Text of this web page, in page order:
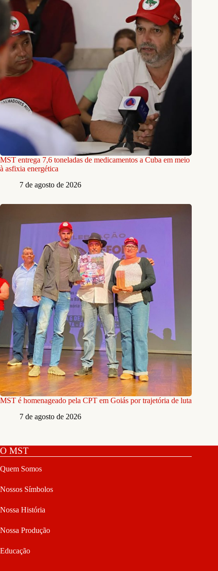
MST entrega 7,6 toneladas de medicamentos a Cuba em meio
à asfixia energética
7 de agosto de 2026
MST é homenageado pela CPT em Goiás por trajetória de luta
7 de agosto de 2026
O MST
Quem Somos
Nossos Símbolos
Nossa História
Nossa Produção
Educação